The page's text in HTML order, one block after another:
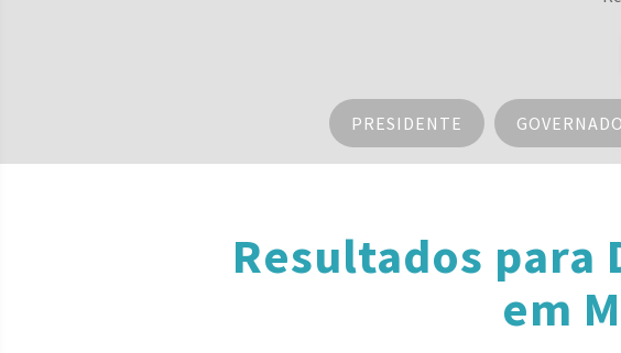
PRESIDENTE
Resultados para
em